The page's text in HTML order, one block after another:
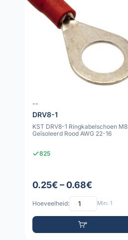
--
DRV8-1
KST DRV8-1 Ringkabelschoen M8
Geïsoleerd Rood AWG 22-16
825
0.25€ – 0.68€
Hoeveelheid: Min: 1